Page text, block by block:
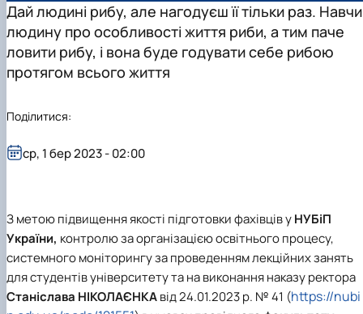
Дай людині рибу, але нагодуєш її тільки раз. Навчи
людину про особливості життя риби, а тим паче
ловити рибу, і вона буде годувати себе рибою
протягом всього життя
З метою підвищення якості підготовки фахівців уНУБіП
України, контролю за організацією освітнього процесу,
системного моніторингу за проведенням лекційних занять
для студентів університету та на виконання наказу ректора
Станіслава НІКОЛАЄНКАвід 24.01.2023 р. № 41 (https://nubi
ср, 1 бер 2023 - 02:00
Поділитися: